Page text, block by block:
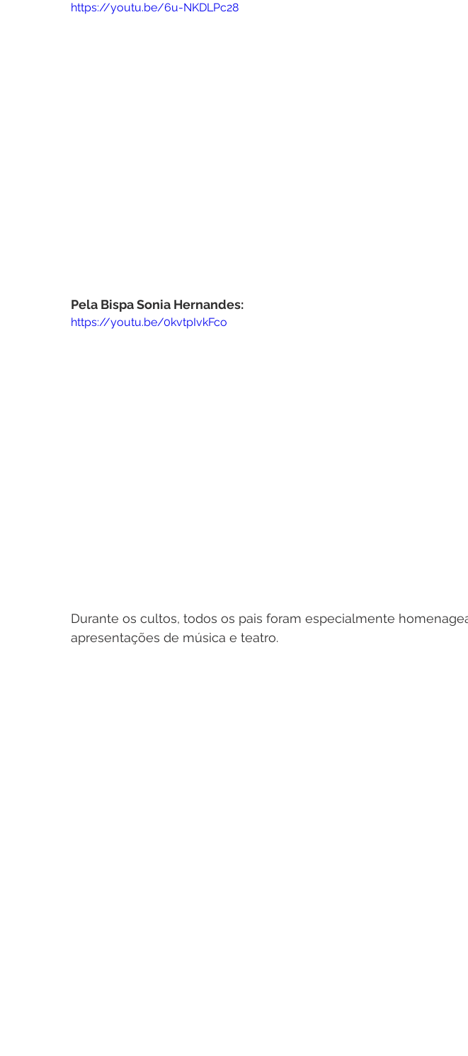
https://youtu.be/6u-NKDLPc28
Pela Bispa Sonia Hernandes:
https://youtu.be/0kvtpIvkFco
Durante os cultos, todos os pais foram especialmente
apresentações de música e teatro.